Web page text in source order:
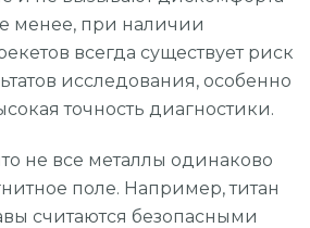
менее, при наличии
всегда существует риск
исследования, особенно
точность диагностики.
не все металлы одинаково
поле. Например, титан
считаются безопасными